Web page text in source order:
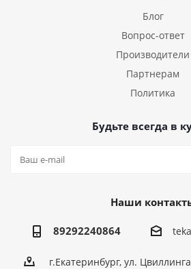
Блог
Вопрос-ответ
Производители
Партнерам
Политика
Будьте всегда в
Наши
89292240864
г.Екатеринбург, ул.